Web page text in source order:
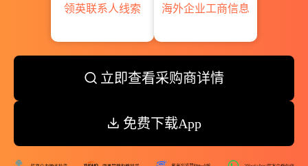
领英联系人线索
海外企业工商信息
立即查看采购商详情
免费下载App